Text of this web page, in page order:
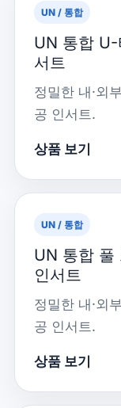
UN / 통합
UN 통합 U-
서트
정밀한 내·외
공 인서트.
상품 보기
UN / 통합
UN 통합 풀
인서트
정밀한 내·외
공 인서트.
상품 보기